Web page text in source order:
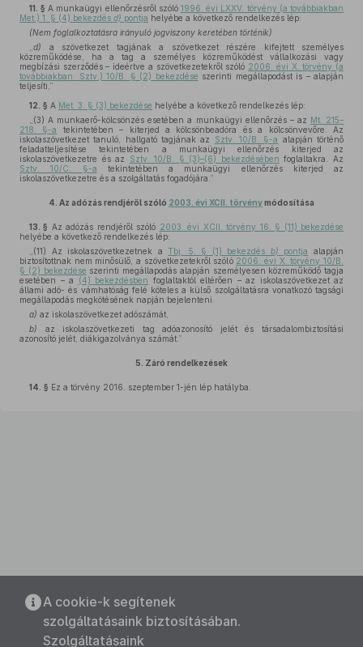
11. § A munkaügyi ellenőrzésről szóló 1996. évi LXXV. törvény (a továbbiakban
Met.) 1. § (4) bekezdés d) pontja helyébe a következő rendelkezés lép:
(Nem foglalkoztatásra irányuló jogviszony keretében történik)
d) a szövetkezet tagjának a szövetkezet részére kifejtett személyes
közreműködése, ha a tag a személyes közreműködést vállalkozási vagy
megbízási szerződés – ideértve a szövetkezetekről szóló 2006. évi X. törvény (a
továbbiakban: Sztv.) 10/B. § (2) bekezdése szerinti megállapodást is – alapján
teljesíti,”
12. § A Met. 3. § (3) bekezdése helyébe a következő rendelkezés lép:
„(3) A munkaerő-kölcsönzés esetében a munkaügyi ellenőrzés – az Mt. 215–
218. §-a
tekintetében – kiterjed a kölcsönbeadóra és a kölcsönvevőre. Az
iskolaszövetkezet tanuló, hallgató tagjának az
Sztv. 10/B. §-a alapján történő
feladatteljesítése tekintetében a munkaügyi ellenőrzés kiterjed az
iskolaszövetkezetre és az
Sztv. 10/B. § (3)–(6) bekezdésében foglaltakra. Az
Sztv. 10/C. §-a tekintetében a munkaügyi ellenőrzés kiterjed az
iskolaszövetkezetre és a szolgáltatás fogadójára.”
4. Az adózás rendjéről szóló 2003. évi XCII. törvénymódosítása
13. § Az adózás rendjéről szóló 2003. évi XCII. törvény 16. § (11) bekezdése
helyébe a következő rendelkezés lép:
„(11) Az iskolaszövetkezetnek a Tbj. 5. § (1) bekezdés b) pontja
alapján
biztosítottnak nem minősülő, a szövetkezetekről szóló 2006. évi X. törvény 10/B.
§ (2) bekezdése szerinti megállapodás alapján személyesen közreműködő tagja
esetében – a
(4) bekezdésben foglaltaktól eltérően – az iskolaszövetkezet az
állami adó- és vámhatóság felé köteles a külső szolgáltatásra vonatkozó tagsági
megállapodás megkötésének napján bejelenteni
a) az iskolaszövetkezet adószámát,
b) az iskolaszövetkezeti tag adóazonosító jelét és társadalombiztosítási
azonosító jelét, diákigazolványa számát.”
5. Záró rendelkezések
14. § Ez a törvény 2016. szeptember 1-jén lép hatályba.
A cookie-k segítenek
szolgáltatásaink biztosításában.
Szolgáltatásaink